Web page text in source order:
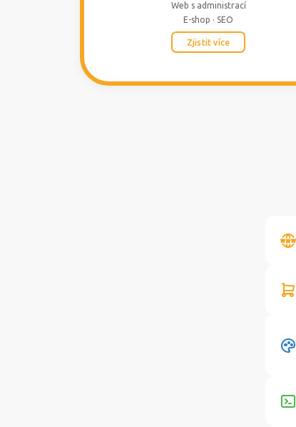
Web s administrací
E-shop · SEO
Zjistit více